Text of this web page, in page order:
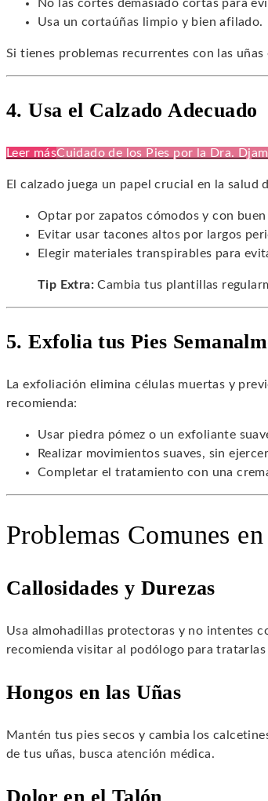
No las cortes demasiado cortas para
Usa un cortaúñas limpio y bien afilado.
Si tienes problemas recurrentes con las
4. Usa el Calzado Adecuado
Leer másCuidado de los Pies por la Dra.
El calzado juega un papel crucial en la salud
Optar por zapatos cómodos y con
Evitar usar tacones altos por largos
Elegir materiales transpirables para
Tip Extra: Cambia tus plantillas
5. Exfolia tus Pies
La exfoliación elimina células muertas y
recomienda:
Usar piedra pómez o un exfoliante
Realizar movimientos suaves, sin
Completar el tratamiento con una
Problemas Comunes
Callosidades y Durezas
Usa almohadillas protectoras y no intentes
recomienda visitar al podólogo para tratarlas
Hongos en las Uñas
Mantén tus pies secos y cambia los
de tus uñas, busca atención médica.
Dolor en el Talón